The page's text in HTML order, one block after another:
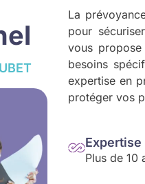
La
pour
vous
besoins
expertise en
protéger vos
Plus de 10